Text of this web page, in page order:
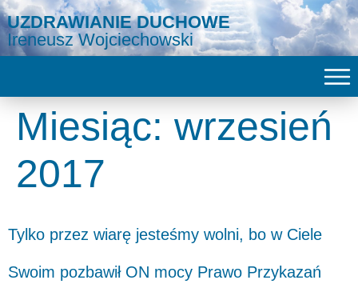
UZDRAWIANIE DUCHOWE
Ireneusz Wojciechowski
Miesiąc: wrzesień
2017
Tylko przez wiarę jesteśmy wolni, bo w Ciele
Swoim pozbawił ON mocy Prawo Przykazań